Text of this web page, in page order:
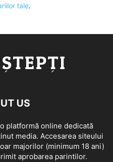
tale.
US
platformă online dedicată
media. Accesarea siteului
majorilor (minimum 18 ani)
aprobarea parintilor.